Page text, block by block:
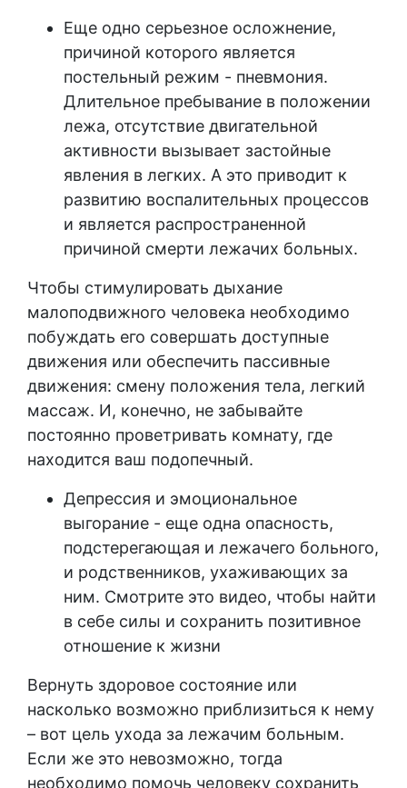
Еще одно серьезное осложнение,
причиной которого является
постельный режим - пневмония.
Длительное пребывание в положении
лежа, отсутствие двигательной
активности вызывает застойные
явления в легких. А это приводит к
развитию воспалительных процессов
и является распространенной
причиной смерти лежачих больных.
Чтобы стимулировать дыхание
малоподвижного человека необходимо
побуждать его совершать доступные
движения или обеспечить пассивные
движения: смену положения тела, легкий
массаж. И, конечно, не забывайте
постоянно проветривать комнату, где
находится ваш подопечный.
Депрессия и эмоциональное
выгорание - еще одна опасность,
подстерегающая и лежачего больного,
и родственников, ухаживающих за
ним. Смотрите это видео, чтобы найти
в себе силы и сохранить позитивное
отношение к жизни
Вернуть здоровое состояние или
насколько возможно приблизиться к нему
– вот цель ухода за лежачим больным.
Если же это невозможно, тогда
необходимо помочь человеку сохранить